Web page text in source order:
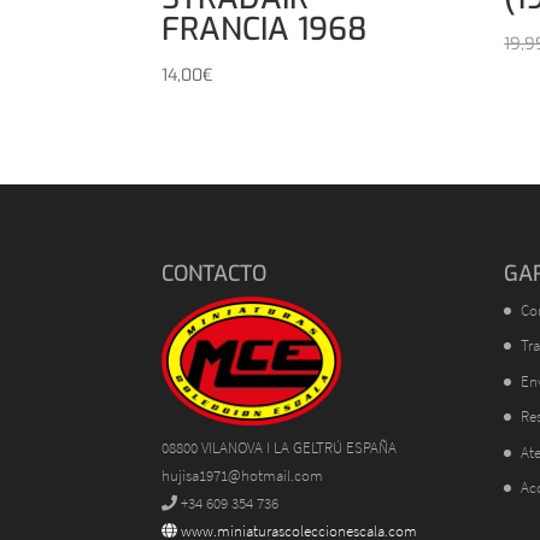
FRANCIA 1968
14,00€
CONTACTO
08800 VILANOVA I LA GELTRÚ ESPAÑA
hujisa1971@hotmail.com
+34 609 354 736
www.miniaturascoleccionescala.com